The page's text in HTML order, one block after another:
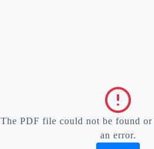
The PDF file could not be found or
an error.